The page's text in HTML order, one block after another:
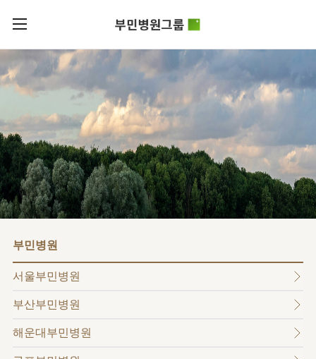
로그인
회원가입
부민병원그룹소개
비전과
부민스토리
이사장소개
HI
HSS
글로벌
얼라이언스
연혁
조직도
오시는길
의료진
외래진료
부민병원그룹소식
사회공헌
후원안내
언론보도
건강토크
입찰공고
부민병원
40주년
역사관
병원/
센터
서울부민병원
부산부민병원
해운대부민병원
프레스티지
라이프케어센터
KOR
ENG
RUS
부민병원
서울부민병원
부산부민병원
해운대부민병원